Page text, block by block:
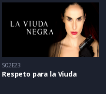
S02E23
Respeto para la Viuda